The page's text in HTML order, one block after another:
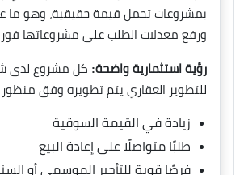
بمشروعات تحمل قيمة حقيقية، وهو ما
ورفع معدلات الطلب على مشروعاتها فور
رؤية استثمارية واضحة: كل مشروع لدى
للتطوير العقاري يتم تطويره وفق
زيادة في القيمة السوقية
طلبًا متواصلًا على إعادة البيع
فرصًا قوية للتأجير الموسمي أو